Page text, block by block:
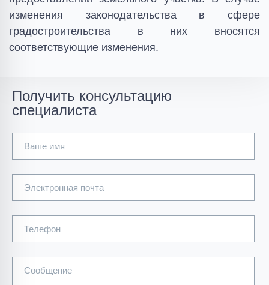
изменения законодательства в сфере
градостроительства в них вносятся
соответствующие изменения.
Получить консультацию
специалиста
Ваше имя
Электронная почта
Телефон
Сообщение